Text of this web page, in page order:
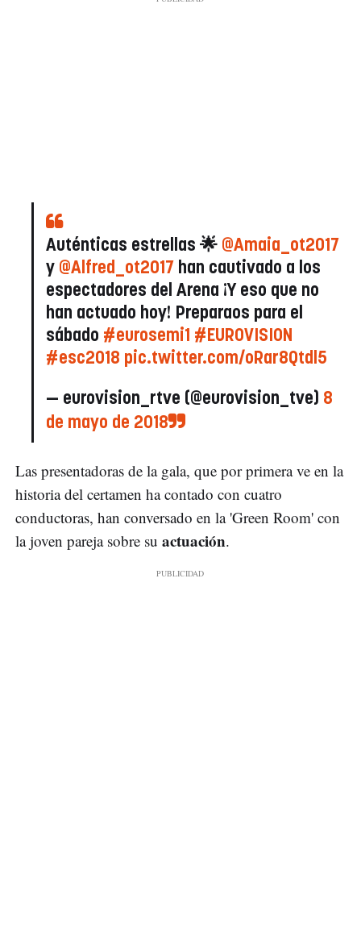
Auténticas estrellas 🌟 @Amaia_ot2017
y @Alfred_ot2017 han cautivado a los
espectadores del Arena ¡Y eso que no
han actuado hoy! Preparaos para el
sábado #eurosemi1 #EUROVISION
#esc2018 pic.twitter.com/oRar8Qtdl5
— eurovision_rtve (@eurovision_tve) 8
de mayo de 2018
Las presentadoras de la gala, que por primera ve en la
historia del certamen ha contado con cuatro
conductoras, han conversado en la 'Green Room' con
la joven pareja sobre su actuación.